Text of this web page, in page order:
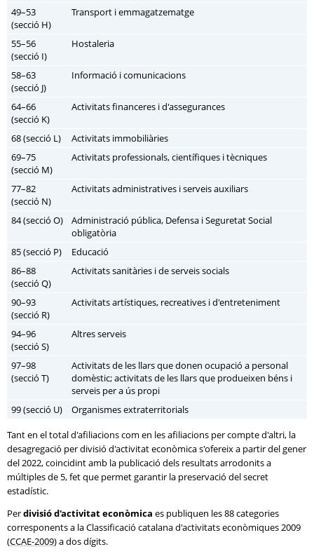
49–53
(secció H)
Transport i emmagatzematge
55–56
(secció I)
Hostaleria
58–63
(secció J)
Informació i comunicacions
64–66
(secció K)
Activitats financeres i d'assegurances
68 (secció L)
Activitats immobiliàries
69–75
(secció M)
Activitats professionals, científiques i tècniques
77–82
(secció N)
Activitats administratives i serveis auxiliars
84 (secció O)
Administració pública, Defensa i Seguretat Social
obligatòria
85 (secció P)
Educació
86–88
(secció Q)
Activitats sanitàries i de serveis socials
90–93
(secció R)
Activitats artístiques, recreatives i d'entreteniment
94–96
(secció S)
Altres serveis
97–98
(secció T)
Activitats de les llars que donen ocupació a personal
domèstic; activitats de les llars que produeixen béns i
serveis per a ús propi
99 (secció U)
Organismes extraterritorials
Tant en el total d'afiliacions com en les afiliacions per compte d'altri, la
desagregació per divisió d'activitat econòmica s'ofereix a partir del gener
del 2022, coincidint amb la publicació dels resultats arrodonits a
múltiples de 5, fet que permet garantir la preservació del secret
estadístic.
Perdivisió d'activitat econòmica es publiquen les 88 categories
corresponents a la Classificació catalana d'activitats econòmiques 2009
(CCAE-2009) a dos dígits.